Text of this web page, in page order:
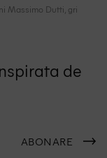
Massimo Dutti, gri
de
ABONARE